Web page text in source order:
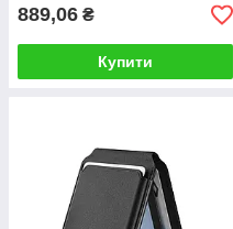
889,06 ₴
Купити